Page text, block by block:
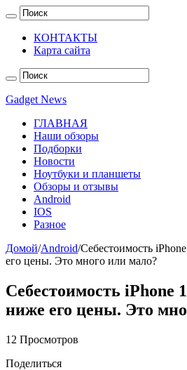
КОНТАКТЫ
Карта сайта
Gadget News
ГЛАВНАЯ
Наши обзоры
Подборки
Новости
Ноутбуки и планшеты
Обзоры и отзывы
Android
IOS
Разное
Домой/Android/Себестоимость
его цены. Это много или мало?
Себестоимость iPhone
ниже его цены. Это
12 Просмотров
Поделиться